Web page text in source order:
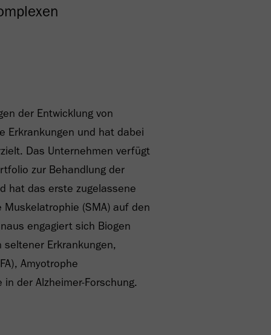
der Entwicklung von
Erkrankungen und hat dabei
Das Unternehmen verfügt
zur Behandlung der
hat das erste zugelassene
(SMA) auf den
engagiert sich Biogen
Erkrankungen,
Amyotrophe
der Alzheimer-Forschung.